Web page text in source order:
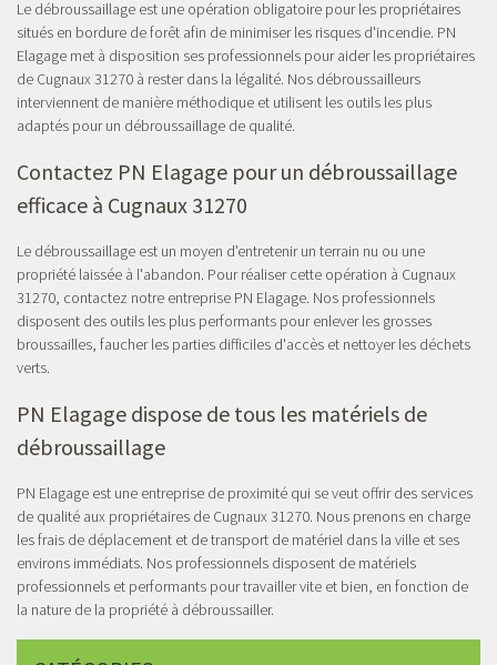
Le débroussaillage est une opération obligatoire pour les propriétaires
situés en bordure de forêt afin de minimiser les risques d'incendie. PN
Elagage met à disposition ses professionnels pour aider les propriétaires
de Cugnaux 31270 à rester dans la légalité. Nos débroussailleurs
interviennent de manière méthodique et utilisent les outils les plus
adaptés pour un débroussaillage de qualité.
Contactez PN Elagage pour un débroussaillage
efficace à Cugnaux 31270
Le débroussaillage est un moyen d'entretenir un terrain nu ou une
propriété laissée à l'abandon. Pour réaliser cette opération à Cugnaux
31270, contactez notre entreprise PN Elagage. Nos professionnels
disposent des outils les plus performants pour enlever les grosses
broussailles, faucher les parties difficiles d'accès et nettoyer les déchets
verts.
PN Elagage dispose de tous les matériels de
débroussaillage
PN Elagage est une entreprise de proximité qui se veut offrir des services
de qualité aux propriétaires de Cugnaux 31270. Nous prenons en charge
les frais de déplacement et de transport de matériel dans la ville et ses
environs immédiats. Nos professionnels disposent de matériels
professionnels et performants pour travailler vite et bien, en fonction de
la nature de la propriété à débroussailler.